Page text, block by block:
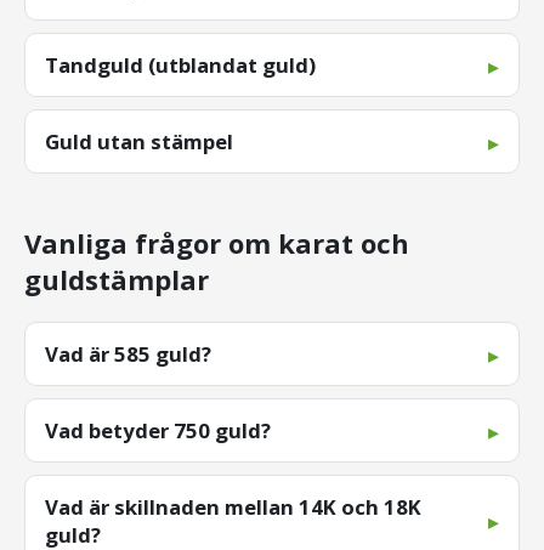
Tandguld (utblandat guld)
Guld utan stämpel
Vanliga frågor om karat och
guldstämplar
Vad är 585 guld?
Vad betyder 750 guld?
Vad är skillnaden mellan 14K och 18K
guld?